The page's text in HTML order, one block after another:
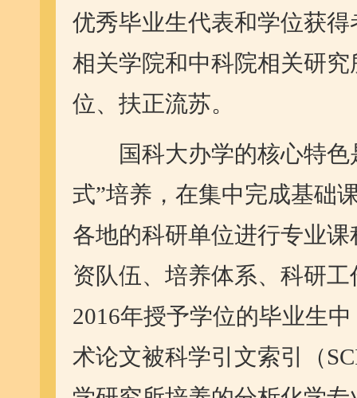
优秀毕业生代表和学位获
相关学院和中科院相关研
位、扶正流苏。
国科大办学的核心特色
式”培养，在集中完成基础
各地的科研单位进行专业
资队伍、培养体系、科研
2016年授予学位的毕业生
术论文被科学引文索引（